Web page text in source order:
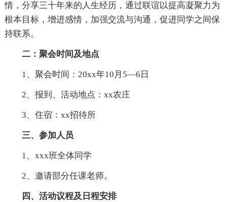
情，分享三十年来的人生经历，通过联谊以提高凝聚力为
根本目标，增进感情，加强交流与沟通，促进同学之间保
持联系。
二：聚会时间及地点
1、聚会时间：20xx年10月5—6日
2、报到、活动地点：xx农庄
3、住宿：xx招待所
三、参加人员
1、xxx班全体同学
2、邀请部分任课老师。
四、活动议程及日程安排